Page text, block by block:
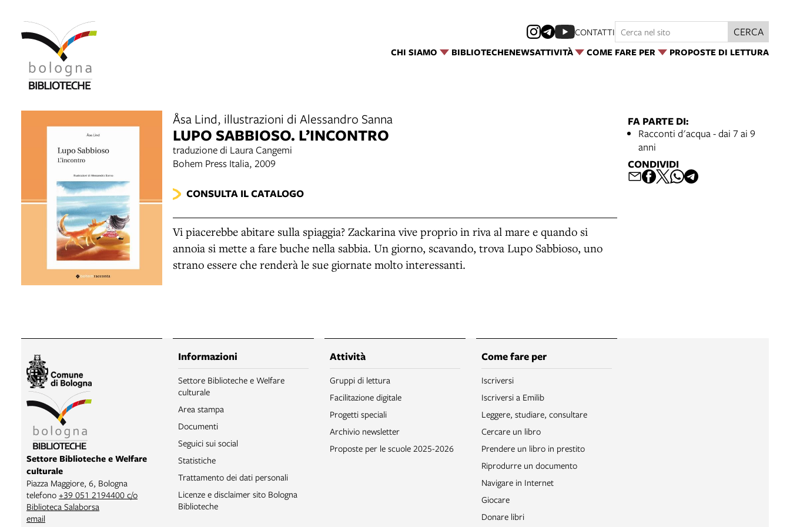
CHI SIAMO BIBLIOTECHENEWSATTIVITÀ COME FARE PER PROPOSTE DI LETTURA
CONTATTI CERCA
Åsa Lind, illustrazioni di Alessandro Sanna
LUPO SABBIOSO. L’INCONTRO
traduzione di Laura Cangemi
Bohem Press Italia, 2009
CONSULTA IL CATALOGO
Vi piacerebbe abitare sulla spiaggia? Zackarina vive proprio in riva al mare e quando si
annoia si mette a fare buche nella sabbia. Un giorno, scavando, trova Lupo Sabbioso, uno
strano essere che renderà le sue giornate molto interessanti.
FA PARTE DI:
Racconti d'acqua - dai 7 ai 9
anni
CONDIVIDI
Settore Biblioteche e Welfare
culturale
Piazza Maggiore, 6, Bologna
telefono +39 051 2194400 c/o
Biblioteca Salaborsa
email
Informazioni
Settore Biblioteche e Welfare
culturale
Area stampa
Documenti
Seguici sui social
Statistiche
Trattamento dei dati personali
Licenze e disclaimer sito Bologna
Biblioteche
Attività
Gruppi di lettura
Facilitazione digitale
Progetti speciali
Archivio newsletter
Proposte per le scuole 2025-2026
Come fare per
Iscriversi
Iscriversi a Emilib
Leggere, studiare, consultare
Cercare un libro
Prendere un libro in prestito
Riprodurre un documento
Navigare in Internet
Giocare
Donare libri